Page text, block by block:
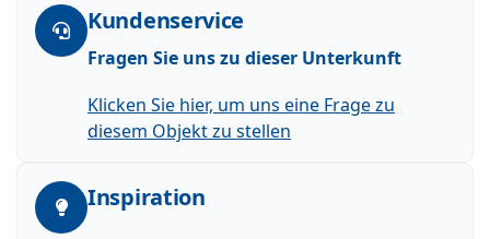
Kundenservice
Fragen Sie uns zu dieser Unterkunft
Klicken Sie hier, um uns eine Frage zu
diesem Objekt zu stellen
Inspiration